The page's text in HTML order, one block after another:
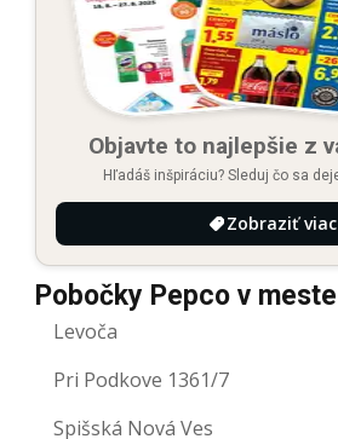
Objavte to najlepšie z
Hľadáš inšpiráciu? Sleduj čo sa
Zobraziť viac
Pobočky Pepco v
Levoča
Pri Podkove 1361/7
Spišská Nová Ves